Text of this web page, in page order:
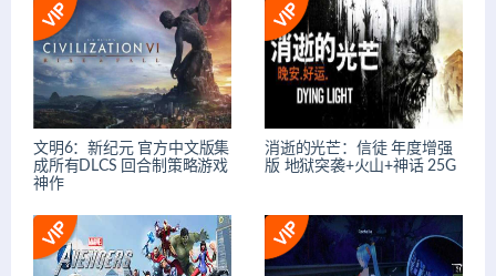
文明6：新纪元 官方中文版集
成所有DLCS 回合制策略游戏
神作
消逝的光芒：信徒 年度增强
版 地狱突袭+火山+神话 25G